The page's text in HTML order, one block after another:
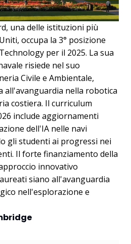
una delle istituzioni più
occupa la 3° posizione
per il 2025. La sua
risiede nel suo
Civile e Ambientale,
all'avanguardia nella robotica
costiera. Il curriculum
include aggiornamenti
dell'IA nelle navi
gli studenti ai progressi nei
Il forte finanziamento della
innovativo
siano all'avanguardia
nell'esplorazione e